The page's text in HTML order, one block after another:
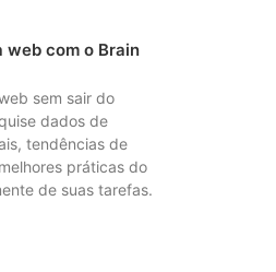
web com o Brain
sem sair do
dados de
tendências de
práticas do
de suas tarefas.